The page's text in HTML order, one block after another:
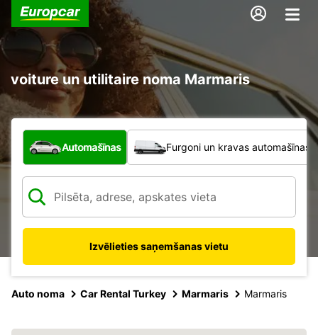
voiture un utilitaire noma Marmaris
Kāda veida transportlīdzeklis?
Automašīnas Furgoni un kravas automašīnas
Izvēlieties saņemšanas vietu
Auto noma Car Rental Turkey Marmaris Marmaris